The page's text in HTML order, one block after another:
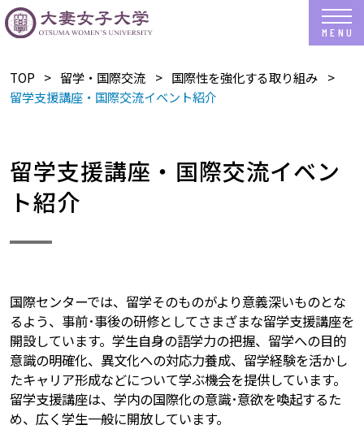
TOP ​留学・国際交流
国際性を強化する取り組み
留学支援講座・国際交流イベント紹介
留学支援講座・国際交流イベン
ト紹介
国際センターでは、留学そのものがより意義深いものとな
るよう、事前･事後の研修としてさまざまな留学支援講座を
開設しています。学生自身の語学力の把握、留学への目的
意識の明確化、異文化への対応力養成、留学経験を活かし
たキャリア形成などについて学ぶ機会を提供しています。
留学支援講座は、学内の国際化の意識･意欲を喚起するた
め、広く学生一般に開放しています。